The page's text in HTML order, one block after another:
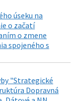
úseku na
o začatí
o zmene
spojeného s
"Strategické
Dopravná